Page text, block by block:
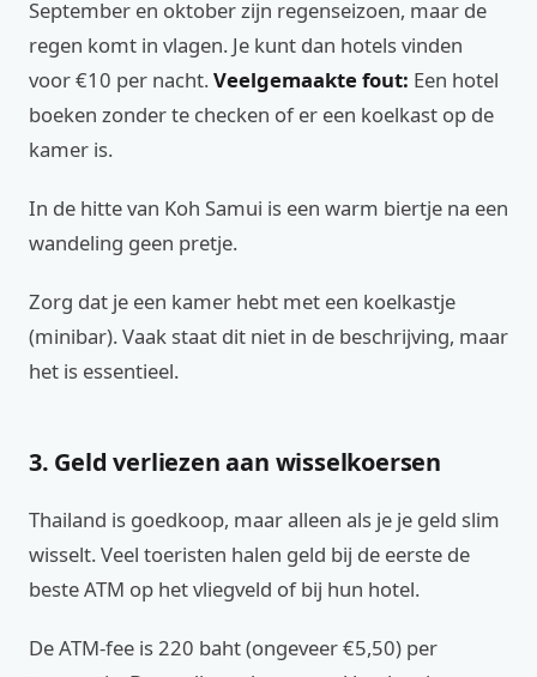
September en oktober zijn regenseizoen, maar de
regen komt in vlagen. Je kunt dan hotels vinden
voor €10 per nacht.Veelgemaakte fout: Een hotel
boeken zonder te checken of er een koelkast op de
kamer is.
In de hitte van Koh Samui is een warm biertje na een
wandeling geen pretje.
Zorg dat je een kamer hebt met een koelkastje
(minibar). Vaak staat dit niet in de beschrijving, maar
het is essentieel.
3. Geld verliezen aan wisselkoersen
Thailand is goedkoop, maar alleen als je je geld slim
wisselt. Veel toeristen halen geld bij de eerste de
beste ATM op het vliegveld of bij hun hotel.
De ATM-fee is 220 baht (ongeveer €5,50) per